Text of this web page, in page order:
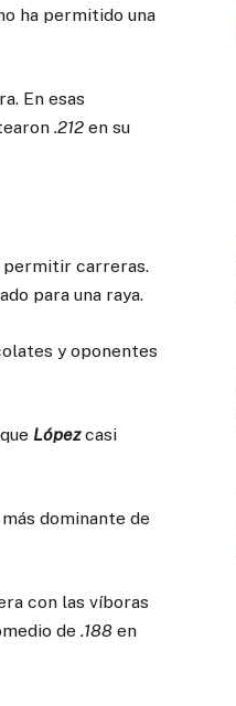
ha permitido una
En esas
.212 en su
permitir carreras.
para una raya.
y oponentes
Lópezcasi
dominante de
con las víboras
de.188 en